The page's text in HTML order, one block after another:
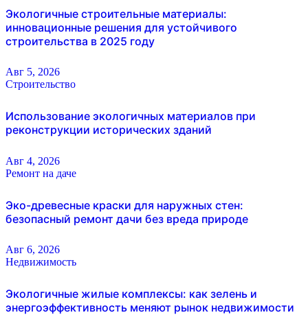
Экологичные строительные материалы:
инновационные решения для устойчивого
строительства в 2025 году
Авг 5, 2026
Строительство
Использование экологичных материалов при
реконструкции исторических зданий
Авг 4, 2026
Ремонт на даче
Эко-древесные краски для наружных стен:
безопасный ремонт дачи без вреда природе
Авг 6, 2026
Недвижимость
Экологичные жилые комплексы: как зелень и
энергоэффективность меняют рынок недвижимости